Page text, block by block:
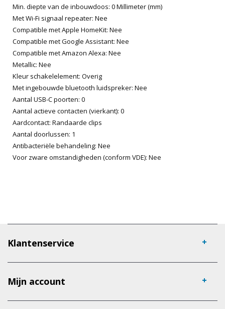
Min. diepte van de inbouwdoos: 0 Millimeter (mm)
Met Wi-Fi signaal repeater: Nee
Compatible met Apple HomeKit: Nee
Compatible met Google Assistant: Nee
Compatible met Amazon Alexa: Nee
Metallic: Nee
Kleur schakelelement: Overig
Met ingebouwde bluetooth luidspreker: Nee
Aantal USB-C poorten: 0
Aantal actieve contacten (vierkant): 0
Aardcontact: Randaarde clips
Aantal doorlussen: 1
Antibacteriële behandeling: Nee
Voor zware omstandigheden (conform VDE): Nee
Klantenservice
Mijn account